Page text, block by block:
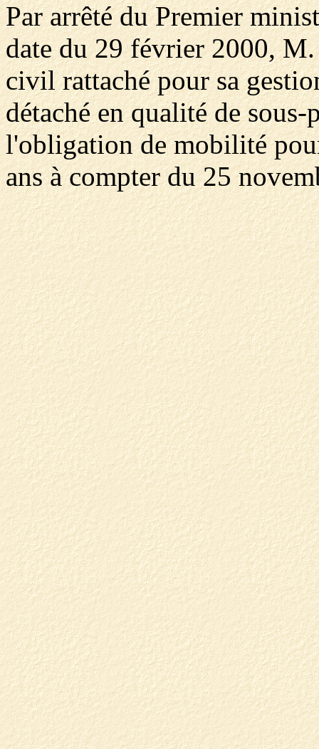
Par arrêté du Premier
date du 29 février 2000,
civil rattaché pour sa
détaché en qualité de
l'obligation de mobilité
ans à compter du 25